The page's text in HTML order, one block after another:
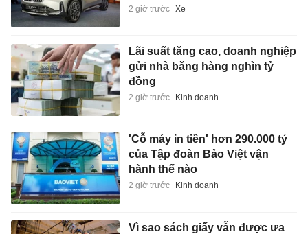
2 giờ trước Xe
Lãi suất tăng cao, doanh nghiệp
gửi nhà băng hàng nghìn tỷ
đồng
2 giờ trước Kinh doanh
'Cỗ máy in tiền' hơn 290.000 tỷ
của Tập đoàn Bảo Việt vận
hành thế nào
2 giờ trước Kinh doanh
Vì sao sách giấy vẫn được ưa